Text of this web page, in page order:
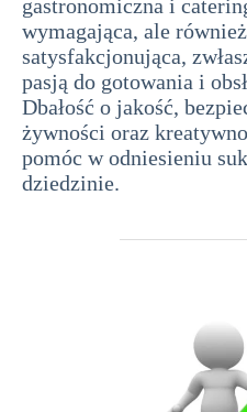
gastronomiczna i
wymagająca, ale również
satysfakcjonująca,
pasją do gotowania i
Dbałość o jakość,
żywności oraz
pomóc w odniesieniu
dziedzinie.